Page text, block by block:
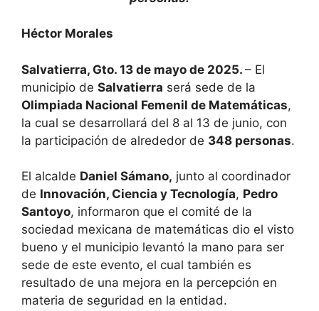
Héctor Morales
Salvatierra, Gto. 13 de mayo de 2025. – El
municipio de Salvatierra será sede de la
Olimpiada Nacional Femenil de Matemáticas,
la cual se desarrollará del 8 al 13 de junio, con
la participación de alrededor de 348 personas.
El alcalde Daniel Sámano, junto al coordinador
de Innovación, Ciencia y Tecnología, Pedro
Santoyo, informaron que el comité de la
sociedad mexicana de matemáticas dio el visto
bueno y el municipio levantó la mano para ser
sede de este evento, el cual también es
resultado de una mejora en la percepción en
materia de seguridad en la entidad.